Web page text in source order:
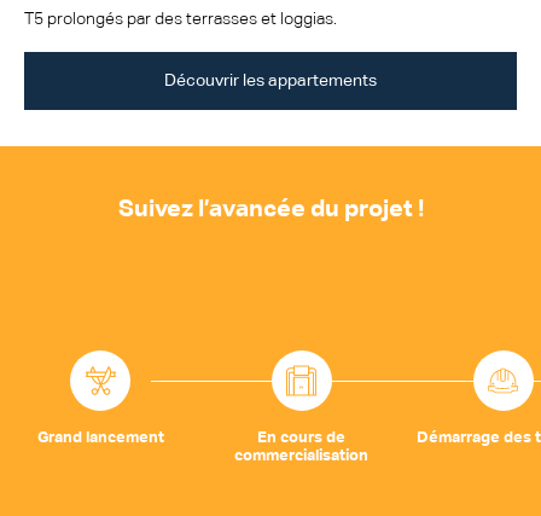
T5 prolongés par des terrasses et loggias.
Découvrir les appartements
Suivez l’avancée du projet !
Grand lancement
En cours de
commercialisation
Démarrage des